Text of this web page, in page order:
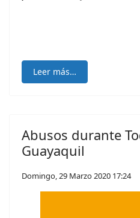
Leer más…
Abusos durante
Guayaquil
Domingo, 29 Marzo 2020 17:24